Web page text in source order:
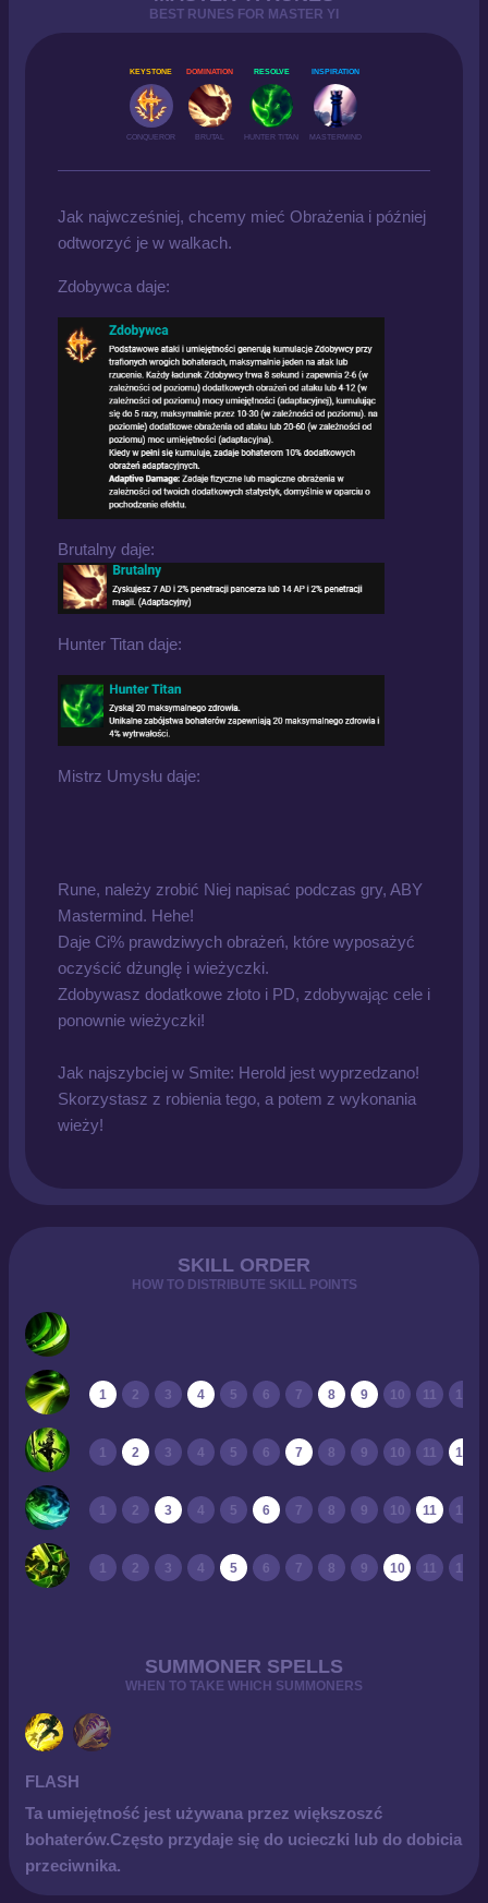
BEST RUNES FOR MASTER YI
KEYSTONE
CONQUEROR
DOMINATION
BRUTAL
RESOLVE
HUNTER TITAN
INSPIRATION
MASTERMIND
Jak najwcześniej, chcemy mieć Obrażenia i później
odtworzyć je w walkach.
Zdobywca daje:
Brutalny daje:
Hunter Titan daje:
Mistrz Umysłu daje:
Rune, należy zrobić Niej napisać podczas gry, ABY
Mastermind. Hehe!
Daje Ci% prawdziwych obrażeń, które wyposażyć
oczyścić dżunglę i wieżyczki.
Zdobywasz dodatkowe złoto i PD, zdobywając cele i
ponownie wieżyczki!
Jak najszybciej w Smite: Herold jest wyprzedzano!
Skorzystasz z robienia tego, a potem z wykonania
wieży!
SKILL ORDER
HOW TO DISTRIBUTE SKILL POINTS
1 2 3 4 5 6 7 8 9 10 11 12
1 2 3 4 5 6 7 8 9 10 11 12
1 2 3 4 5 6 7 8 9 10 11 12
1 2 3 4 5 6 7 8 9 10 11 12
SUMMONER SPELLS
WHEN TO TAKE WHICH SUMMONERS
FLASH
Ta umiejętność jest używana przez większoszć
bohaterów.Często przydaje się do ucieczki lub do dobicia
przeciwnika.